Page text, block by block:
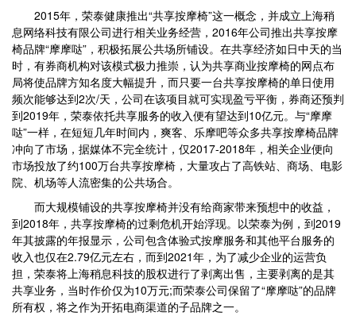
2015年，荣泰健康推出“共享按摩椅”这一概念，并成立上海稍
息网络科技有限公司进行相关业务经营，2016年公司推出共享按摩
椅品牌“摩摩哒”，积极拓展公共场所铺设。在共享经济如日中天的当
时，有券商机构对该模式极力推崇，认为共享商业按摩椅的网点布
局将使品牌方知名度大幅提升，而只要一台共享按摩椅的单日使用
频次能够达到2次/天，公司在该项目就可实现盈亏平衡，券商还预判
到2019年，荣泰依托共享服务的收入便有望达到10亿元。与“摩摩
哒”一样，在短短几年时间内，爽客、乐摩吧等众多共享按摩椅品牌
冲向了市场，据媒体不完全统计，仅2017-2018年，相关企业便向
市场投放了约100万台共享按摩椅，大量攻占了高铁站、商场、电影
院、机场等人流密集的公共场合。
而大规模铺设的共享按摩椅并没有给商家带来预想中的收益，
到2018年，共享按摩椅的过剩危机开始浮现。以荣泰为例，到2019
年其披露的年报显示，公司包含体验式按摩服务和其他平台服务的
收入也仅在2.79亿元左右，而到2021年，为了减少企业的运营负
担，荣泰将上海稍息科技的股权进行了剥离出售，主要剥离的是其
共享业务，当时作价仅为10万元;而荣泰公司保留了“摩摩哒”的品牌
所有权，将之作为开拓电商渠道的子品牌之一。